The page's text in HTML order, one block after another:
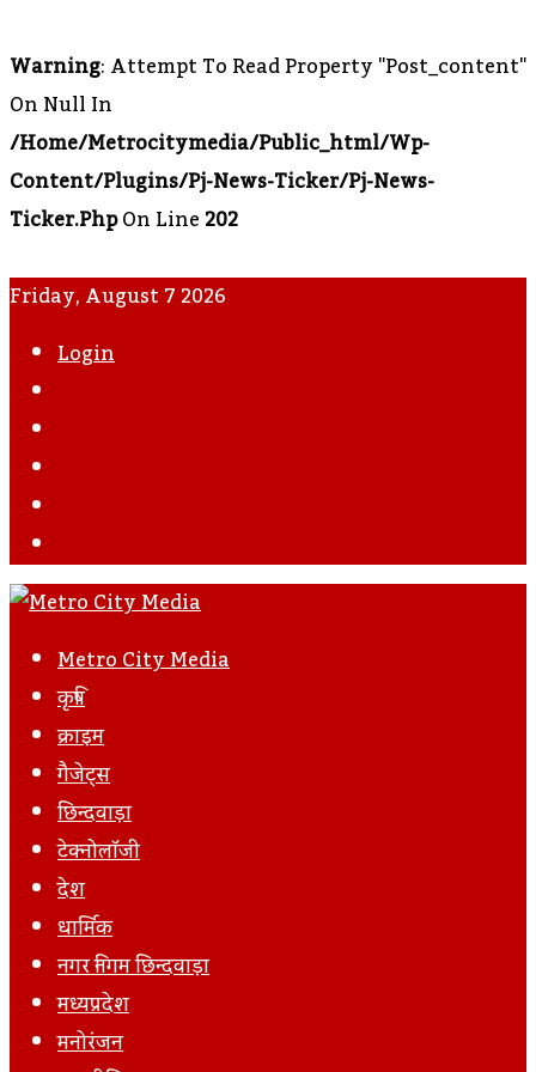
Warning: Attempt To Read Property "post_content"
On Null In
/home/metrocitymedia/public_html/wp-
Content/plugins/pj-News-Ticker/pj-News-
Ticker.phpOn Line202
Friday, August 7 2026
Login
Metro City Media
कृषि
क्राइम
गैजेट्स
छिन्दवाड़ा
टेक्नोलॉजी
देश
धार्मिक
नगर निगम छिन्दवाड़ा
मध्यप्रदेश
मनोरंजन